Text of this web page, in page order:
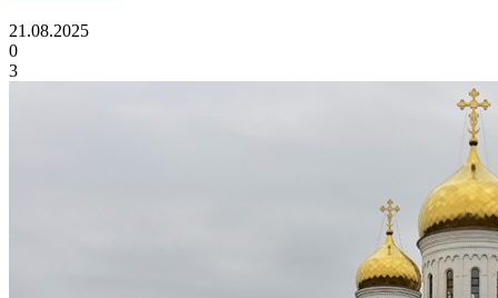
21.08.2025
0
3